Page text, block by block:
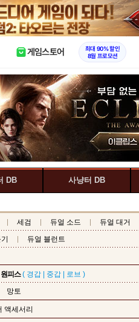
X
게임스토어
최대 90% 할인
8월 프로모션
DB 사냥터 DB
세검 듀얼 소드
듀얼 대거
듀얼 블런트
원피스( 경갑 중갑 로브 )
망토
액세서리